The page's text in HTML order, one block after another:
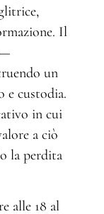
Il
—
un
e custodia.
in cui
a ciò
la perdita
alle 18 al